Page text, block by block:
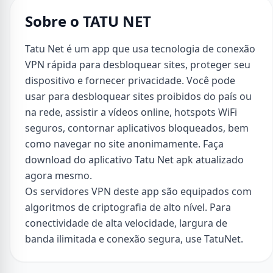
Sobre o TATU NET
Tatu Net é um app que usa tecnologia de conexão
VPN rápida para desbloquear sites, proteger seu
dispositivo e fornecer privacidade. Você pode
usar para desbloquear sites proibidos do país ou
na rede, assistir a vídeos online, hotspots WiFi
seguros, contornar aplicativos bloqueados, bem
como navegar no site anonimamente. Faça
download do aplicativo Tatu Net apk atualizado
agora mesmo.
Os servidores VPN deste app são equipados com
algoritmos de criptografia de alto nível. Para
conectividade de alta velocidade, largura de
banda ilimitada e conexão segura, use TatuNet.